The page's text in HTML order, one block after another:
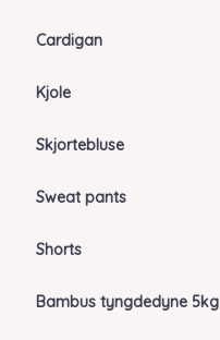
Cardigan
Kjole
Skjortebluse
Sweat pants
Shorts
Bambus tyngdedyne 5kg